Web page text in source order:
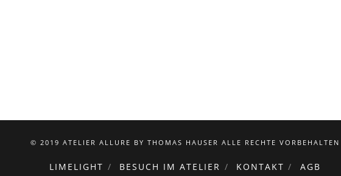
© 2019 ATELIER ALLURE BY THOMAS HAUSER ALLE RECHTE VORBEHALTEN
LIMELIGHT BESUCH IM ATELIER KONTAKT AGB